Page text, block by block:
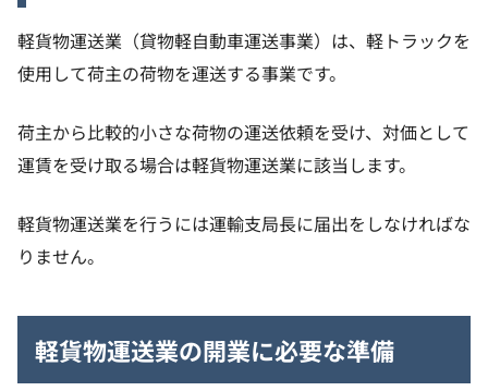
軽貨物運送業（貸物軽自動車運送事業）は、軽トラックを
使用して荷主の荷物を運送する事業です。
荷主から比較的小さな荷物の運送依頼を受け、対価として
運賃を受け取る場合は軽貨物運送業に該当します。
軽貨物運送業を行うには運輸支局長に届出をしなければな
りません。
軽貨物運送業の開業に必要な準備